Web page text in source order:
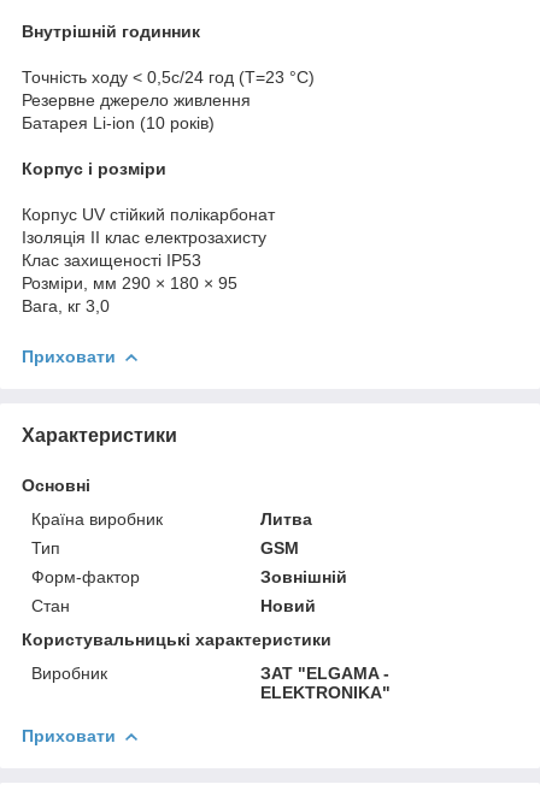
Внутрішній годинник
Точність ходу < 0,5с/24 год (T=23 °C)
Резервне джерело живлення
Батарея Li-ion (10 років)
Корпус і розміри
Корпус UV стійкий полікарбонат
Ізоляція II клас електрозахисту
Клас захищеності IP53
Розміри, мм 290 × 180 × 95
Вага, кг 3,0
Приховати
Характеристики
Основні
Країна виробник
Литва
Тип
GSM
Форм-фактор
Зовнішній
Стан
Новий
Користувальницькі характеристики
Виробник
ЗАТ "ELGAMA -
ELEKTRONIKA"
Приховати